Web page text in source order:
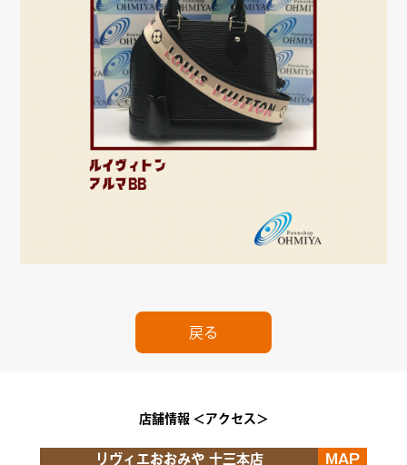
戻る
店舗情報 ＜アクセス＞
リヴィエおおみや 十三本店 MAP